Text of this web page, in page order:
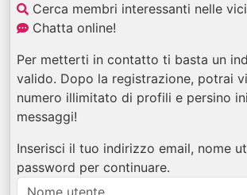
Cerca membri interessanti nelle
Chatta online!
Per metterti in contatto ti basta un
valido. Dopo la registrazione, potrai
numero illimitato di profili e persino
messaggi!
Inserisci il tuo indirizzo email, nome
password per continuare.